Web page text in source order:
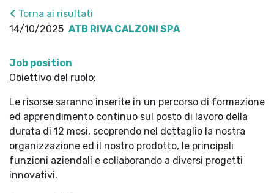
Torna ai risultati
14/10/2025 ATB RIVA CALZONI SPA
Job position
Obiettivo del ruolo:
Le risorse saranno inserite in un percorso di formazione
ed apprendimento continuo sul posto di lavoro della
durata di 12 mesi, scoprendo nel dettaglio la nostra
organizzazione ed il nostro prodotto, le principali
funzioni aziendali e collaborando a diversi progetti
innovativi.